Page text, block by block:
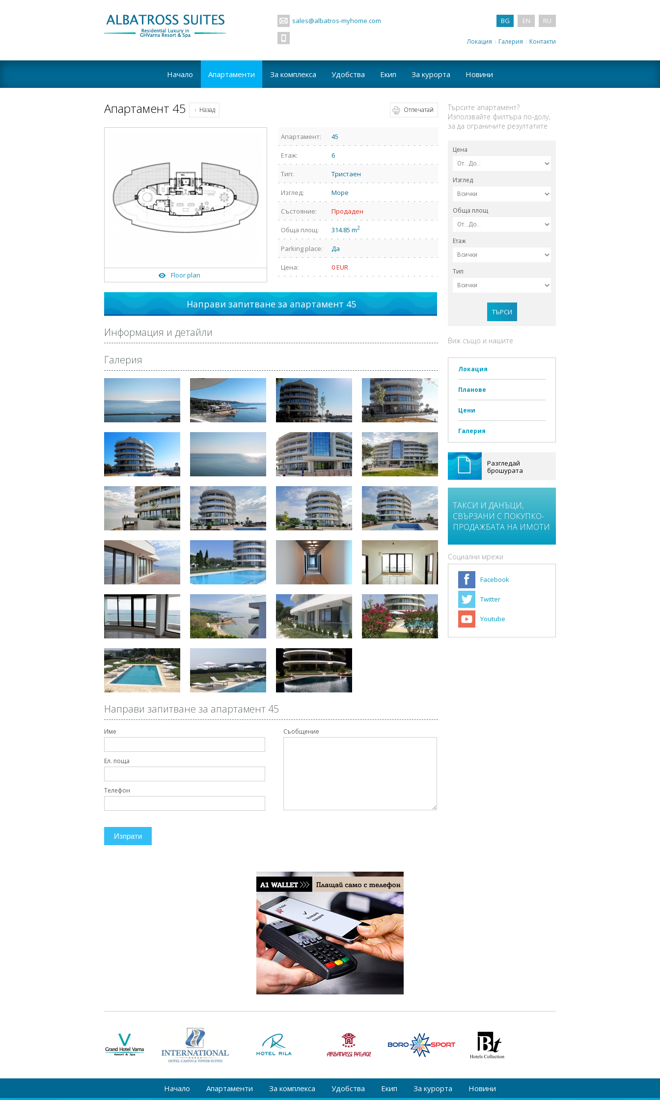
sales@albatros-myhome.com BG EN RU
Локация Галерия Контакти
Начало Апартаменти За комплекса Удобства Екип За курорта Новини
Апартамент 45 Назад Отпечатай
Floor plan
Апартамент: 45
Етаж: 6
Тип: Тристаен
Изглед: Море
Състояние: Продаден
Обща площ: 314.85 m2
Parking place: Да
Цена: 0 EUR
Направи запитване за апартамент 45
Информация и детайли
Галерия
Направи запитване за апартамент 45
Име
Ел. поща
Телефон
Съобщение
Изпрати
Търсите апартамент?
Използвайте филтъра по-долу,
за да ограничите резултатите
Цена
Изглед
Обща площ
Етаж
Тип
ТЪРСИ
Виж също и нашите
Локация
Планове
Цени
Галерия
Разгледай
брошурата
ТАКСИ И ДАНЪЦИ,
СВЪРЗАНИ С ПОКУПКО-
ПРОДАЖБАТА НА ИМОТИ
Социални мрежи
Facebook
Twitter
Youtube
Начало Апартаменти За комплекса Удобства Екип За курорта Новини